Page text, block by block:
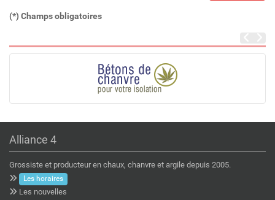
(*) Champs obligatoires
Alliance 4
Grossiste et producteur en chaux, chanvre et argile depuis 2005.
Les horaires
Les nouvelles